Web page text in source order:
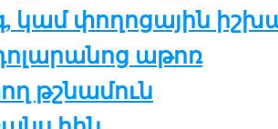
կամ փո­ղո­ցա­յին
ա­թոռ
թշ­նա­մուն